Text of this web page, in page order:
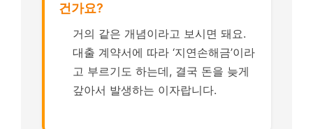
건가요?
거의 같은 개념이라고 보시면 돼요.
대출 계약서에 따라 ‘지연손해금’이라
고 부르기도 하는데, 결국 돈을 늦게
갚아서 발생하는 이자랍니다.